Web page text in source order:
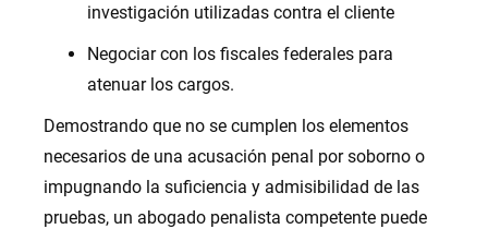
investigación utilizadas contra el cliente
Negociar con los fiscales federales para
atenuar los cargos.
Demostrando que no se cumplen los elementos
necesarios de una acusación penal por soborno o
impugnando la suficiencia y admisibilidad de las
pruebas, un abogado penalista competente puede